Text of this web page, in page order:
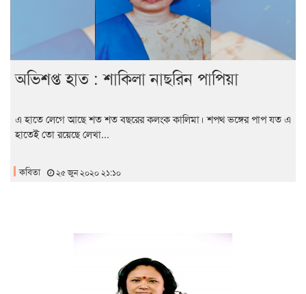
অভিশপ্ত হাত : শাকিলা নাছরিন পাপিয়া
এ হাতে লেগে আছে শত শত বছরের কলংক কালিমা। শপথ ভঙ্গের পাপ যত এ
হাতেই তো রয়েছে লেখা...
কবিতা ২৫ জুন ২০২০ ২১:১০